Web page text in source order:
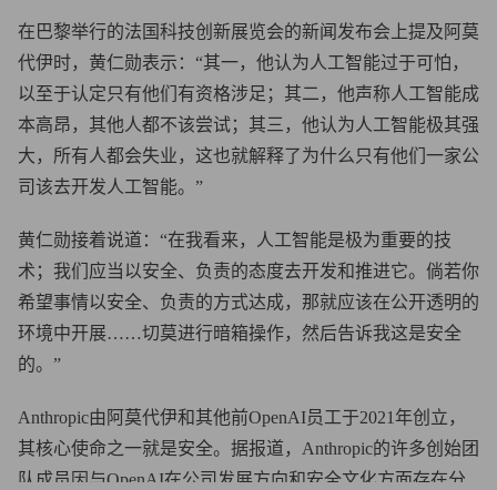
在巴黎举行的法国科技创新展览会的新闻发布会上提及阿莫
代伊时，黄仁勋表示：“其一，他认为人工智能过于可怕，
以至于认定只有他们有资格涉足；其二，他声称人工智能成
本高昂，其他人都不该尝试；其三，他认为人工智能极其强
大，所有人都会失业，这也就解释了为什么只有他们一家公
司该去开发人工智能。”
黄仁勋接着说道：“在我看来，人工智能是极为重要的技
术；我们应当以安全、负责的态度去开发和推进它。倘若你
希望事情以安全、负责的方式达成，那就应该在公开透明的
环境中开展……切莫进行暗箱操作，然后告诉我这是安全
的。”
Anthropic由阿莫代伊和其他前OpenAI员工于2021年创立，
其核心使命之一就是安全。据报道，Anthropic的许多创始团
队成员因与OpenAI在公司发展方向和安全文化方面存在分